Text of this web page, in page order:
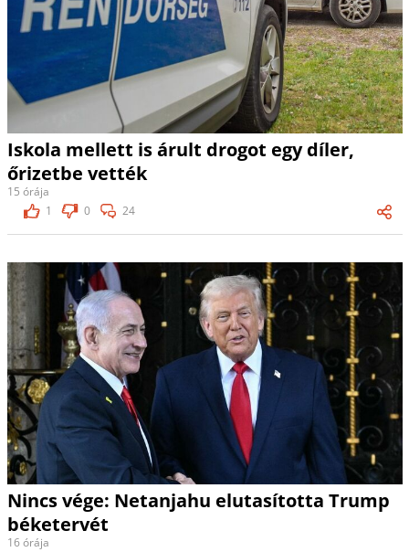
Iskola mellett is árult drogot egy díler,
őrizetbe vették
15 órája
1
0 24
Nincs vége: Netanjahu elutasította Trump
béketervét
16 órája